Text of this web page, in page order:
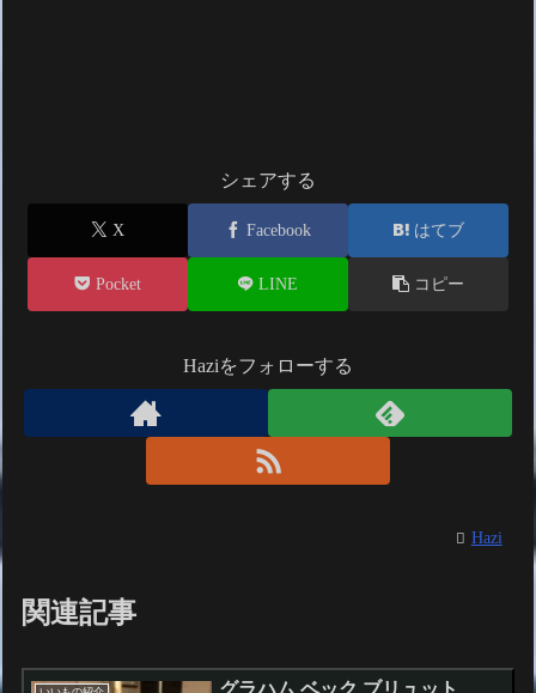
シェアする
X Facebook はてブ
Pocket LINE コピー
Haziをフォローする
Hazi
関連記事
グラハム ベック ブリュット